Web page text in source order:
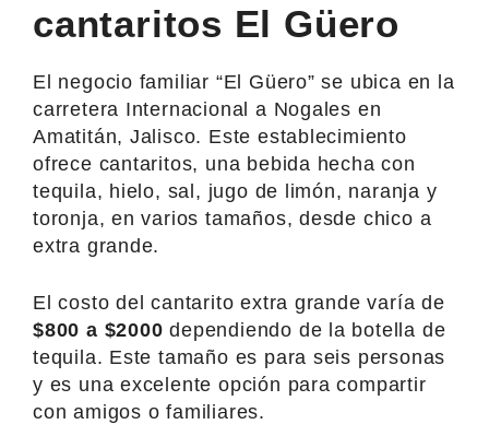
cantaritos El Güero
El negocio familiar “El Güero” se ubica en la
carretera Internacional a Nogales en
Amatitán, Jalisco. Este establecimiento
ofrece cantaritos, una bebida hecha con
tequila, hielo, sal, jugo de limón, naranja y
toronja, en varios tamaños, desde chico a
extra grande.
El costo del cantarito extra grande varía de
$800 a $2000 dependiendo de la botella de
tequila. Este tamaño es para seis personas
y es una excelente opción para compartir
con amigos o familiares.